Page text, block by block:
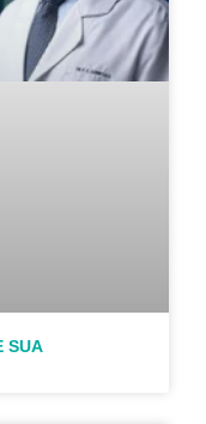
SUA